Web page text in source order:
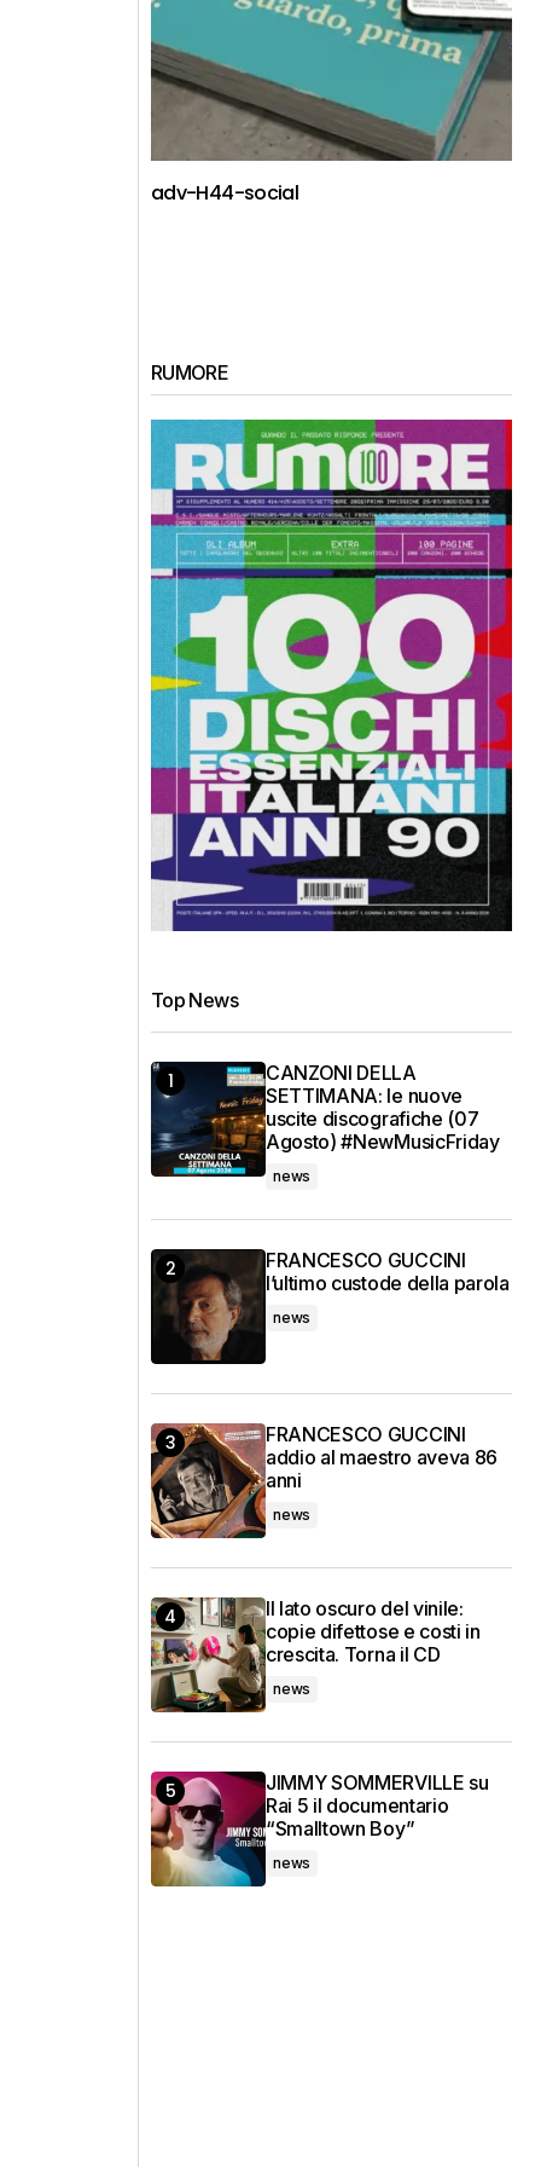
adv-H44-social
RUMORE
Top News
CANZONI DELLA
SETTIMANA: le nuove
uscite discografiche (07
Agosto) #NewMusicFriday
news
FRANCESCO GUCCINI
l’ultimo custode della parola
news
FRANCESCO GUCCINI
addio al maestro aveva 86
anni
news
Il lato oscuro del vinile:
copie difettose e costi in
crescita. Torna il CD
news
JIMMY SOMMERVILLE su
Rai 5 il documentario
“Smalltown Boy”
news